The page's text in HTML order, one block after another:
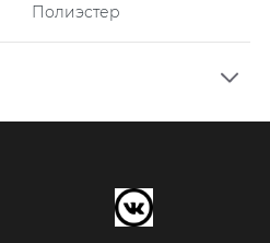
Полиэстер
указанного в форме
после 14.00, проверяются